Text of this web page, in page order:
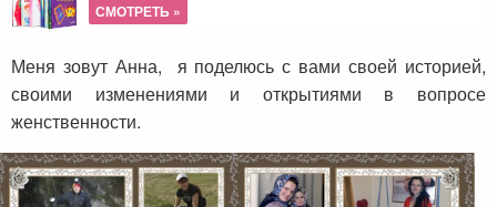
СМОТРЕТЬ »
Меня зовут Анна, я поделюсь с вами своей историей,
своими изменениями и открытиями в вопросе
женственности.